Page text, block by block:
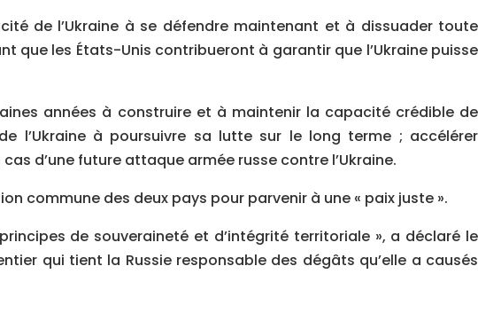
de l’Ukraine à se défendre maintenant et à dissuader toute
que les États-Unis contribueront à garantir que l’Ukraine puisse
années à construire et à maintenir la capacité crédible de
l’Ukraine à poursuivre sa lutte sur le long terme ; accélérer
d’une future attaque armée russe contre l’Ukraine.
commune des deux pays pour parvenir à une « paix juste ».
de souveraineté et d’intégrité territoriale », a déclaré le
qui tient la Russie responsable des dégâts qu’elle a causés